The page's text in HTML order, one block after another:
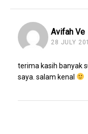
Avifah Ve
28 JULY
terima kasih banyak
saya. salam kenal